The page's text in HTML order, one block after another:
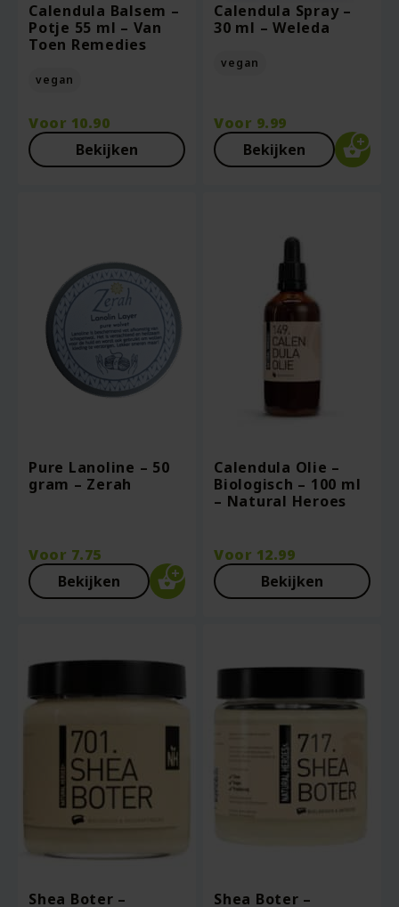
Calendula Balsem –
Potje 55 ml – Van
Toen Remedies
vegan
Voor 10.90
Bekijken
Calendula Spray –
30 ml – Weleda
vegan
Voor 9.99
Bekijken
Pure Lanoline – 50
gram – Zerah
Voor 7.75
Bekijken
Calendula Olie –
Biologisch – 100 ml
– Natural Heroes
Voor 12.99
Bekijken
Shea Boter –
Shea Boter –